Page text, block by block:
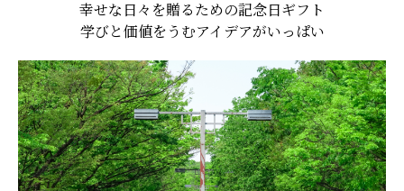
幸せな日々を贈るための記念日ギフト
学びと価値をうむアイデアがいっぱい